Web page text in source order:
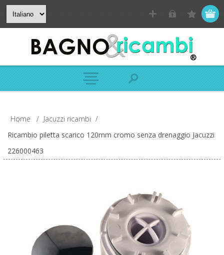
Home / Jacuzzi ricambi /
Ricambio piletta scarico 120mm cromo senza drenaggio Jacuzzi
226000463